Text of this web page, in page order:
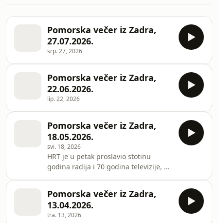
Pomorska večer iz Zadra,
27.07.2026.
srp. 27, 2026
Pomorska večer iz Zadra,
22.06.2026.
lip. 22, 2026
Pomorska večer iz Zadra,
18.05.2026.
svi. 18, 2026
HRT je u petak proslavio stotinu
godina radija i 70 godina televizije, a
najprepoznatljivijih brendova naše
kuće. Danas se obilježava
Međunarodni dan žena u pomorstvu.
Pomorska večer iz Zadra,
13.04.2026.
tra. 13, 2026